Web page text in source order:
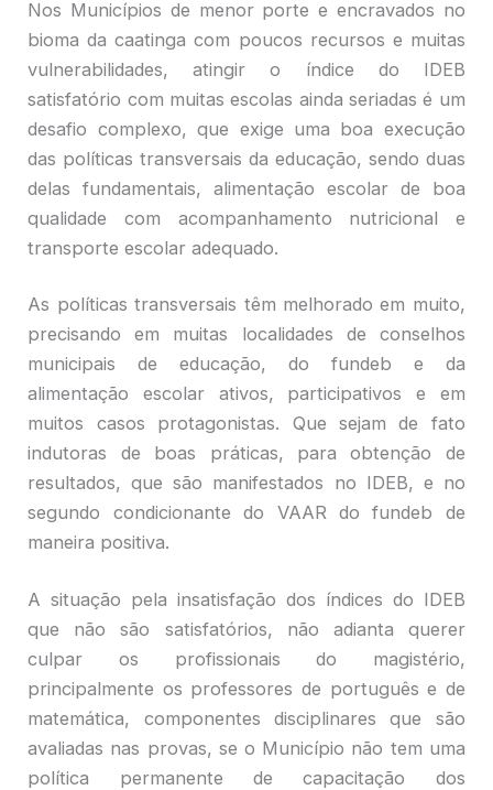
Nos Municípios de menor porte e encravados no
bioma da caatinga com poucos recursos e muitas
vulnerabilidades, atingir o índice do IDEB
satisfatório com muitas escolas ainda seriadas é um
desafio complexo, que exige uma boa execução
das políticas transversais da educação, sendo duas
delas fundamentais, alimentação escolar de boa
qualidade com acompanhamento nutricional e
transporte escolar adequado.
As políticas transversais têm melhorado em muito,
precisando em muitas localidades de conselhos
municipais de educação, do fundeb e da
alimentação escolar ativos, participativos e em
muitos casos protagonistas. Que sejam de fato
indutoras de boas práticas, para obtenção de
resultados, que são manifestados no IDEB, e no
segundo condicionante do VAAR do fundeb de
maneira positiva.
A situação pela insatisfação dos índices do IDEB
que não são satisfatórios, não adianta querer
culpar os profissionais do magistério,
principalmente os professores de português e de
matemática, componentes disciplinares que são
avaliadas nas provas, se o Município não tem uma
política permanente de capacitação dos